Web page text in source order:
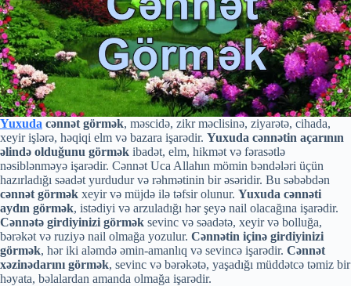
Yuxuda cənnət görmək, məscidə, zikr məclisinə, ziyarətə, cihada,
xeyir işlərə, həqiqi elm və bazara işarədir. Yuxuda cənnətin açarının
əlində olduğunu görmək ibadət, elm, hikmət və fərasətlə
nəsiblənməyə işarədir. Cənnət Uca Allahın mömin bəndələri üçün
hazırladığı səadət yurdudur və rəhmətinin bir əsəridir. Bu səbəbdən
cənnət görmək xeyir və müjdə ilə təfsir olunur. Yuxuda cənnəti
aydın görmək, istədiyi və arzuladığı hər şeyə nail olacağına işarədir.
Cənnətə girdiyinizi görmək sevinc və səadətə, xeyir və bolluğa,
bərəkət və ruziyə nail olmağa yozulur. Cənnətin içinə girdiyinizi
görmək, hər iki aləmdə əmin-amanlıq və sevincə işarədir. Cənnət
xəzinədarını görmək, sevinc və bərəkətə, yaşadığı müddətcə təmiz bir
həyata, bəlalardan amanda olmağa işarədir.